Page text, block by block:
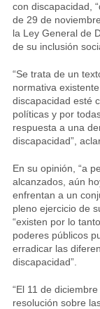
con discapacidad,
de 29 de
la Ley General de
de su inclusión
“Se trata de un
normativa
discapacidad esté
políticas y por
respuesta a una
discapacidad”,
En su opinión, “a
alcanzados, aún
enfrentan a un
pleno ejercicio de
“existen por lo
poderes públicos
erradicar las
discapacidad”.
“El 11 de
resolución sobre